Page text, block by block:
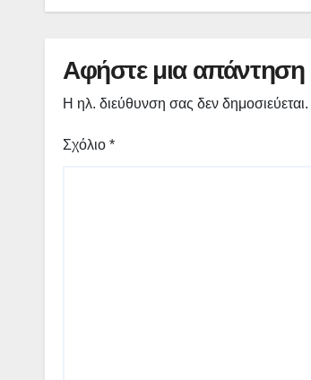
(Ο.Χ.Ε.) Γεωπάρκου
(εικόνες)
Αφήστε μια απάντηση
Η ηλ. διεύθυνση σας δεν δημοσιεύεται.
Σχόλιο *